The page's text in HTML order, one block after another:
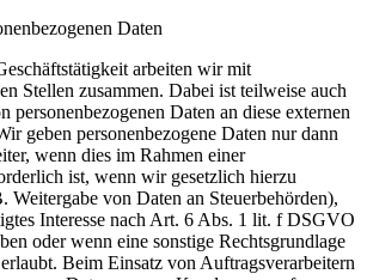
Daten
arbeiten wir mit
Stellen zusammen. Dabei ist teilweise auch
personenbezogenen Daten an diese externen
geben personenbezogene Daten nur dann
wenn dies im Rahmen einer
ist, wenn wir gesetzlich hierzu
Weitergabe von Daten an Steuerbehörden),
Interesse nach Art. 6 Abs. 1 lit. f DSGVO
oder wenn eine sonstige Rechtsgrundlage
Beim Einsatz von Auftragsverarbeitern